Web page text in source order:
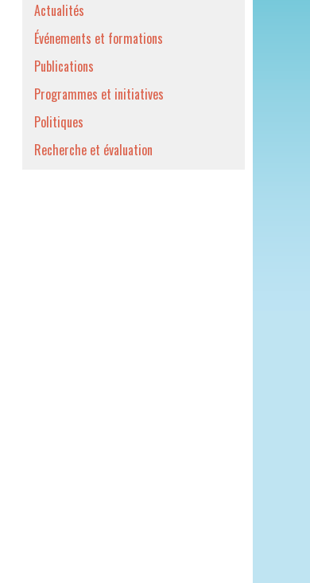
Actualités
Événements et formations
Publications
Programmes et initiatives
Politiques
Recherche et évaluation